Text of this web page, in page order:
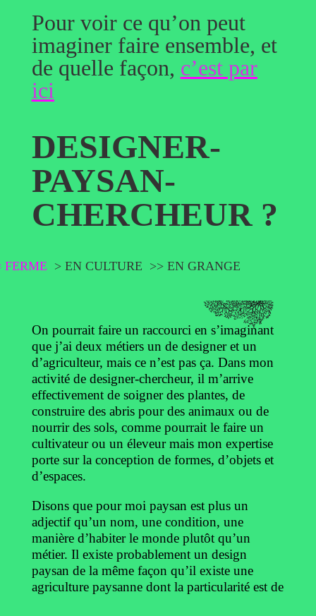
Pour voir ce qu’on peut
imaginer faire ensemble, et
de quelle façon, c’est par
ici
DESIGNER-
PAYSAN-
CHERCHEUR ?
FERME > EN CULTURE >> EN GRANGE
On pourrait faire un raccourci en s’imaginant
que j’ai deux métiers un de designer et un
d’agriculteur, mais ce n’est pas ça. Dans mon
activité de designer-chercheur, il m’arrive
effectivement de soigner des plantes, de
construire des abris pour des animaux ou de
nourrir des sols, comme pourrait le faire un
cultivateur ou un éleveur mais mon expertise
porte sur la conception de formes, d’objets et
d’espaces.
Disons que pour moi paysan est plus un
adjectif qu’un nom, une condition, une
manière d’habiter le monde plutôt qu’un
métier. Il existe probablement un design
paysan de la même façon qu’il existe une
agriculture paysanne dont la particularité est de